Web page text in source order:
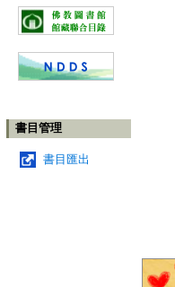
書目管理
書目匯出